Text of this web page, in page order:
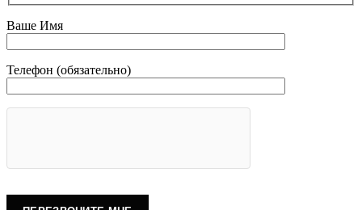
Ваше Имя
Телефон (обязательно)